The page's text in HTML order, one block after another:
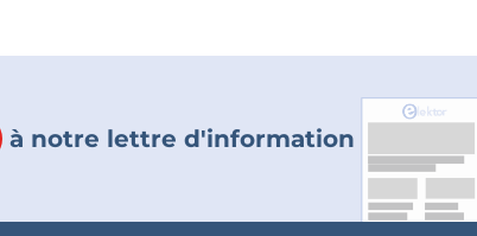
à notre lettre d'information